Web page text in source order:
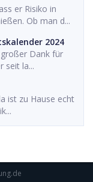
er Risiko in
Ob man d...
2024
großer Dank für
seit la...
ist zu Hause echt